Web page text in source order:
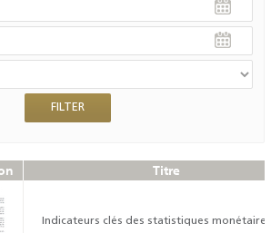
Titre
Indicateurs clés des statistiques